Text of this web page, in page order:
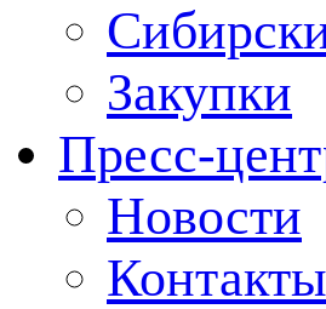
Закупки
Пресс-
Новости